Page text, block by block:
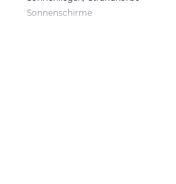
Sonnenschirme